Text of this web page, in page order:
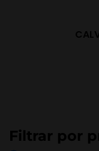
Filtrar por